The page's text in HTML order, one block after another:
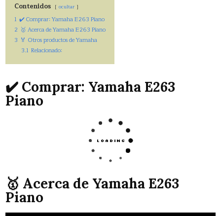
Contenidos ocultar
1 ✔️ Comprar: Yamaha E263 Piano
2 🥇 Acerca de Yamaha E263 Piano
3 🏅 Otros productos de Yamaha
3.1 Relacionado:
✔️ Comprar: Yamaha E263
Piano
🥇 Acerca de Yamaha E263
Piano